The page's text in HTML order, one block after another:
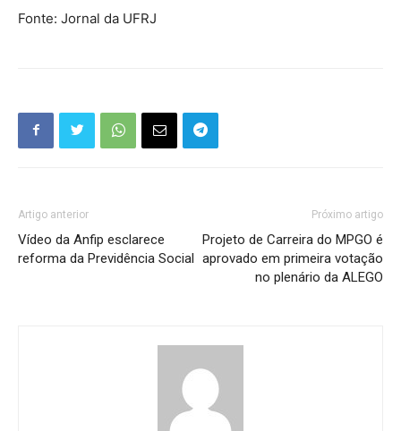
Fonte: Jornal da UFRJ
Artigo anterior
Vídeo da Anfip esclarece
reforma da Previdência Social
Próximo artigo
Projeto de Carreira do MPGO é
aprovado em primeira votação
no plenário da ALEGO